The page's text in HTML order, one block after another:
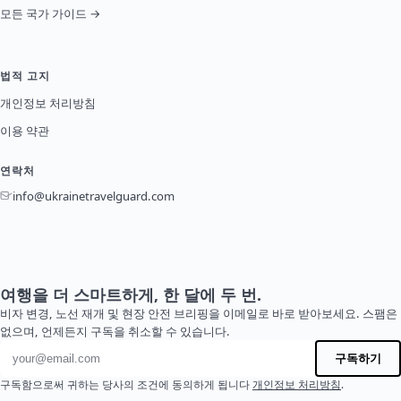
모든 국가 가이드 →
법적 고지
개인정보 처리방침
이용 약관
연락처
info@ukrainetravelguard.com
여행을 더 스마트하게, 한 달에 두 번.
비자 변경, 노선 재개 및 현장 안전 브리핑을 이메일로 바로 받아보세요. 스팸은
없으며, 언제든지 구독을 취소할 수 있습니다.
이메일 주소
구독하기
구독함으로써 귀하는 당사의 조건에 동의하게 됩니다 개인정보 처리방침.